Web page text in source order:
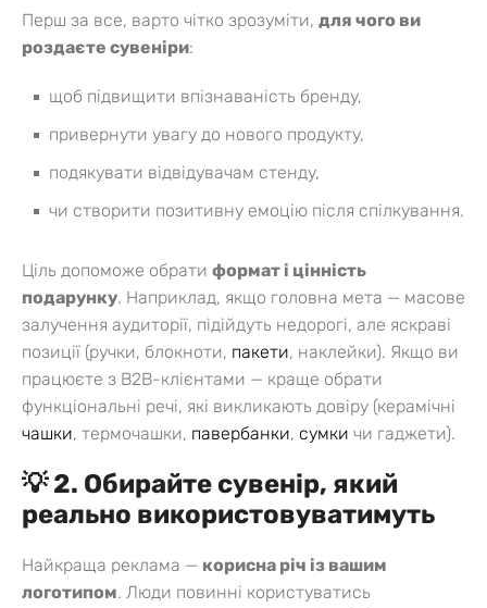
Перш за все, варто чітко зрозуміти, для чого ви
роздаєте сувеніри:
щоб підвищити впізнаваність бренду,
привернути увагу до нового продукту,
подякувати відвідувачам стенду,
чи створити позитивну емоцію після спілкування.
Ціль допоможе обрати формат і цінність
подарунку. Наприклад, якщо головна мета — масове
залучення аудиторії, підійдуть недорогі, але яскраві
позиції (ручки, блокноти, пакети, наклейки). Якщо ви
працюєте з B2B-клієнтами — краще обрати
функціональні речі, які викликають довіру (керамічні
чашки, термочашки, павербанки, сумки чи гаджети).
💡 2. Обирайте сувенір, який
реально використовуватимуть
Найкраща реклама — корисна річ із вашим
логотипом. Люди повинні користуватись